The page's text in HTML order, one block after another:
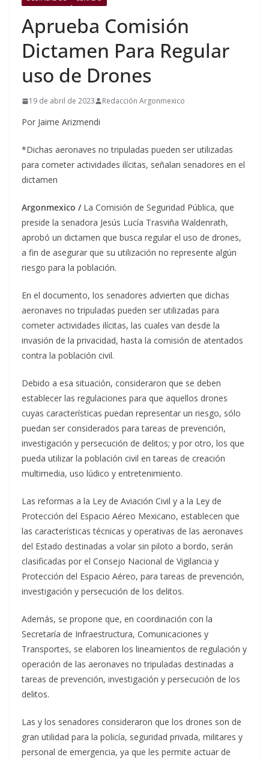
Aprueba Comisión
Dictamen Para Regular
uso de Drones
19 de abril de 2023 Redacción Argonmexico
Por Jaime Arizmendi
*Dichas aeronaves no tripuladas pueden ser utilizadas
para cometer actividades ilícitas, señalan senadores en el
dictamen
Argonmexico / La Comisión de Seguridad Pública, que
preside la senadora Jesús Lucía Trasviña Waldenrath,
aprobó un dictamen que busca regular el uso de drones,
a fin de asegurar que su utilización no represente algún
riesgo para la población.
En el documento, los senadores advierten que dichas
aeronaves no tripuladas pueden ser utilizadas para
cometer actividades ilícitas, las cuales van desde la
invasión de la privacidad, hasta la comisión de atentados
contra la población civil.
Debido a esa situación, consideraron que se deben
establecer las regulaciones para que aquellos drones
cuyas características puedan representar un riesgo, sólo
puedan ser considerados para tareas de prevención,
investigación y persecución de delitos; y por otro, los que
pueda utilizar la población civil en tareas de creación
multimedia, uso lúdico y entretenimiento.
Las reformas a la Ley de Aviación Civil y a la Ley de
Protección del Espacio Aéreo Mexicano, establecen que
las características técnicas y operativas de las aeronaves
del Estado destinadas a volar sin piloto a bordo, serán
clasificadas por el Consejo Nacional de Vigilancia y
Protección del Espacio Aéreo, para tareas de prevención,
investigación y persecución de los delitos.
Además, se propone que, en coordinación con la
Secretaría de Infraestructura, Comunicaciones y
Transportes, se elaboren los lineamientos de regulación y
operación de las aeronaves no tripuladas destinadas a
tareas de prevención, investigación y persecución de los
delitos.
Las y los senadores consideraron que los drones son de
gran utilidad para la policía, seguridad privada, militares y
personal de emergencia, ya que les permite actuar de